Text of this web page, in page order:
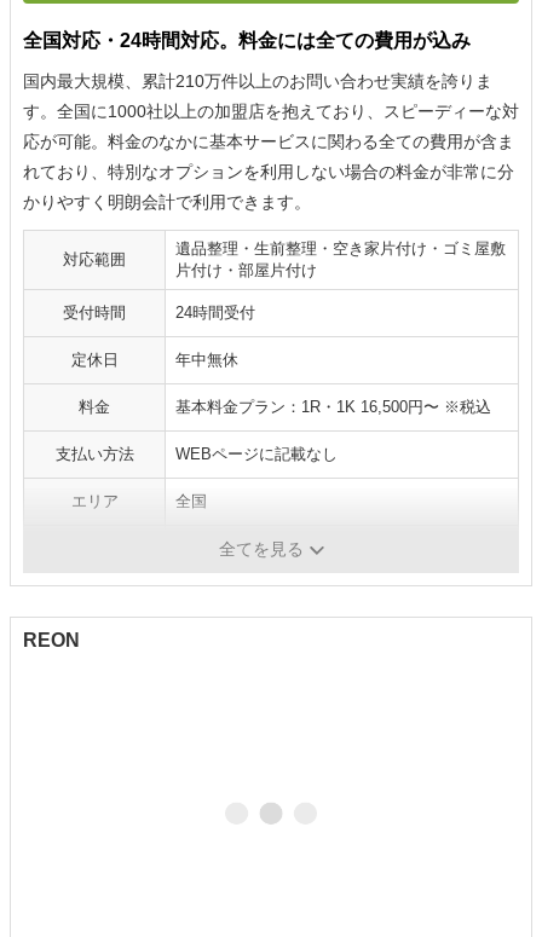
全国対応・24時間対応。料金には全ての費用が込み
国内最大規模、累計210万件以上のお問い合わせ実績を誇りま
す。全国に1000社以上の加盟店を抱えており、スピーディーな対
応が可能。料金のなかに基本サービスに関わる全ての費用が含ま
れており、特別なオプションを利用しない場合の料金が非常に分
かりやすく明朗会計で利用できます。
対応範囲
遺品整理・生前整理・空き家片付け・ゴミ屋敷
片付け・部屋片付け
受付時間 24時間受付
定休日 年中無休
料金 基本料金プラン：1R・1K 16,500円〜 ※税込
支払い方法 WEBページに記載なし
エリア 全国
全てを見る
REON